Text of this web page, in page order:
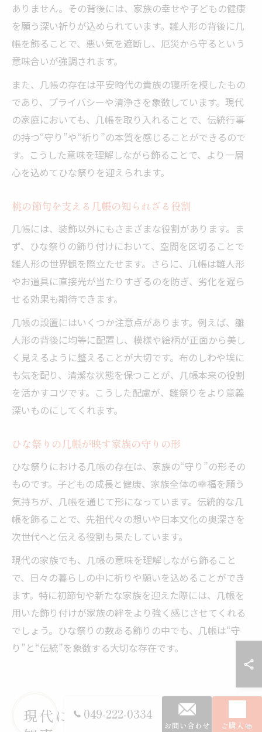
ありません。その背後には、家族の幸せや子どもの健康
を願う深い祈りが込められています。雛人形の背後に几
帳を飾ることで、悪い気を遮断し、厄災から守るという
意味合いが強調されます。
また、几帳の存在は平安時代の貴族の寝所を模したもの
であり、プライバシーや清浄さを象徴しています。現代
の家庭においても、几帳を取り入れることで、伝統行事
の持つ“守り”や“祈り”の本質を感じることができるので
す。こうした意味を理解しながら飾ることで、より一層
心を込めてひな祭りを迎えられます。
桃の節句を支える几帳の知られざる役割
几帳には、装飾以外にもさまざまな役割があります。ま
ず、ひな祭りの飾り付けにおいて、空間を区切ることで
雛人形の世界観を際立たせます。さらに、几帳は雛人形
やお道具に直接光が当たりすぎるのを防ぎ、劣化を遅ら
せる効果も期待できます。
几帳の設置にはいくつか注意点があります。例えば、雛
人形の背後に均等に配置し、模様や絵柄が正面から美し
く見えるように整えることが大切です。布のしわや埃に
も気を配り、清潔な状態を保つことが、几帳本来の役割
を活かすコツです。こうした配慮が、雛祭りをより意義
深いものにしてくれます。
ひな祭りの几帳が映す家族の守りの形
ひな祭りにおける几帳の存在は、家族の“守り”の形その
ものです。子どもの成長と健康、家族全体の幸福を願う
気持ちが、几帳を通じて形になっています。伝統的な几
帳を飾ることで、先祖代々の想いや日本文化の奥深さを
次世代へと伝える役割も果たしています。
現代の家族でも、几帳の意味を理解しながら飾ること
で、日々の暮らしの中に祈りや願いを込めることができ
ます。特に初節句や新たな家族を迎えた際には、几帳を
用いた飾り付けが家族の絆をより強く感じさせてくれる
でしょう。ひな祭りの数ある飾りの中でも、几帳は“守
り”と“伝統”を象徴する大切な存在です。
現代に活きる几帳とひな祭りの
049-222-0334
お問い合わせ ご購入